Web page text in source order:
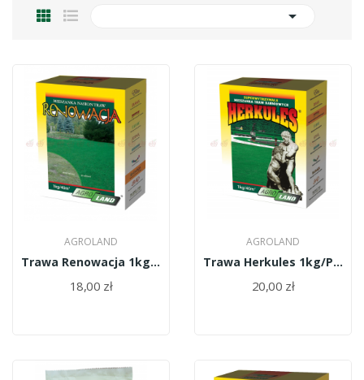

AGROLAND
Trawa Renowacja 1kg/PL010/61/11334/34/A
18,00 zł
AGROLAND
Trawa Herkules 1kg/PL010/61/11334/37/A
20,00 zł